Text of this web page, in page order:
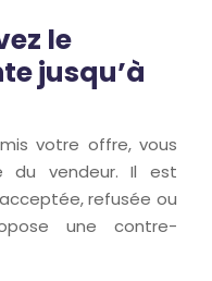
le
jusqu’à
votre offre, vous
du vendeur. Il est
refusée ou
une contre-